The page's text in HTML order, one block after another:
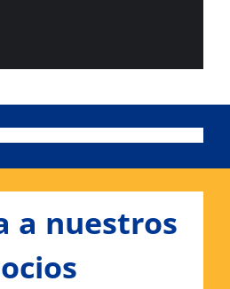
a nuestros